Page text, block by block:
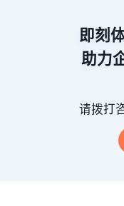
即刻
助力
请拨打